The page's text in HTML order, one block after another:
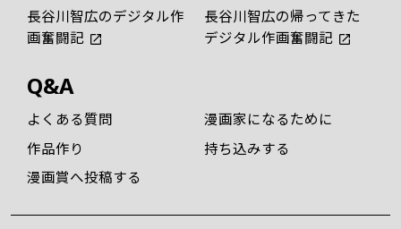
長谷川智広のデジタル作
画奮闘記
長谷川智広の帰ってきた
デジタル作画奮闘記
Q&A
よくある質問
漫画家になるために
作品作り
持ち込みする
漫画賞へ投稿する